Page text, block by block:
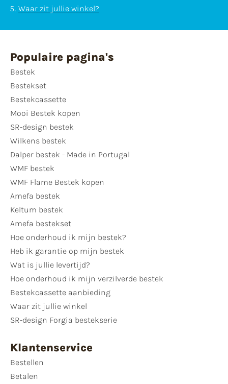
Waar zit jullie winkel?
Populaire pagina's
Bestek
Bestekset
Bestekcassette
Mooi Bestek kopen
SR-design bestek
Wilkens bestek
Dalper bestek - Made in Portugal
WMF bestek
WMF Flame Bestek kopen
Amefa bestek
Keltum bestek
Amefa bestekset
Hoe onderhoud ik mijn bestek?
Heb ik garantie op mijn bestek
Wat is jullie levertijd?
Hoe onderhoud ik mijn verzilverde bestek
Bestekcassette aanbieding
Waar zit jullie winkel
SR-design Forgia bestekserie
Klantenservice
Bestellen
Betalen